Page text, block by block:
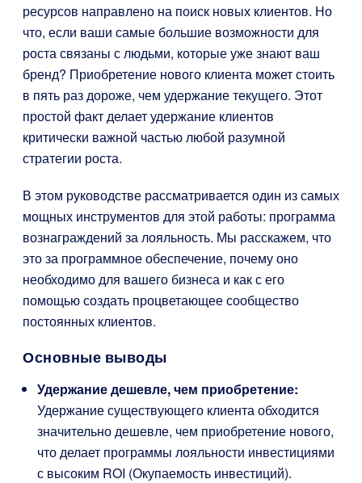
ресурсов направлено на поиск новых клиентов. Но
что, если ваши самые большие возможности для
роста связаны с людьми, которые уже знают ваш
бренд? Приобретение нового клиента может стоить
в пять раз дороже, чем удержание текущего. Этот
простой факт делает удержание клиентов
критически важной частью любой разумной
стратегии роста.
В этом руководстве рассматривается один из самых
мощных инструментов для этой работы: программа
вознаграждений за лояльность. Мы расскажем, что
это за программное обеспечение, почему оно
необходимо для вашего бизнеса и как с его
помощью создать процветающее сообщество
постоянных клиентов.
Основные выводы
Удержание дешевле, чем приобретение:
Удержание существующего клиента обходится
значительно дешевле, чем приобретение нового,
что делает программы лояльности инвестициями
с высоким ROI (Окупаемость инвестиций).